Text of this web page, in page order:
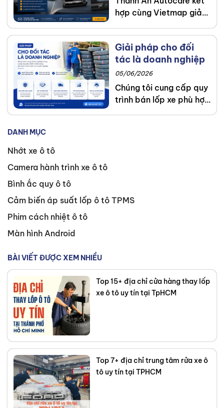
hợp cùng Vietmap giảm
trình Vietmap và quay
số trúng thưởng SH
Mode, iPhone 17
Giải pháp cho đối
tác là doanh nghiệp
05/06/2026
Chúng tôi cung cấp quy
trình bán lốp xe phù hợp
DANH MỤC
Nhớt xe ô tô
Camera hành trình xe ô tô
Bình ắc quy ô tô
Cảm biến áp suất lốp ô tô TPMS
Phim cách nhiệt ô tô
Màn hình Android
BÀI VIẾT ĐƯỢC XEM NHIỀU
Top 15+ địa chỉ cửa hàng thay lốp
xe ô tô uy tín tại TpHCM
Top 7+ địa chỉ trung tâm rửa xe ô
tô uy tín tại TPHCM